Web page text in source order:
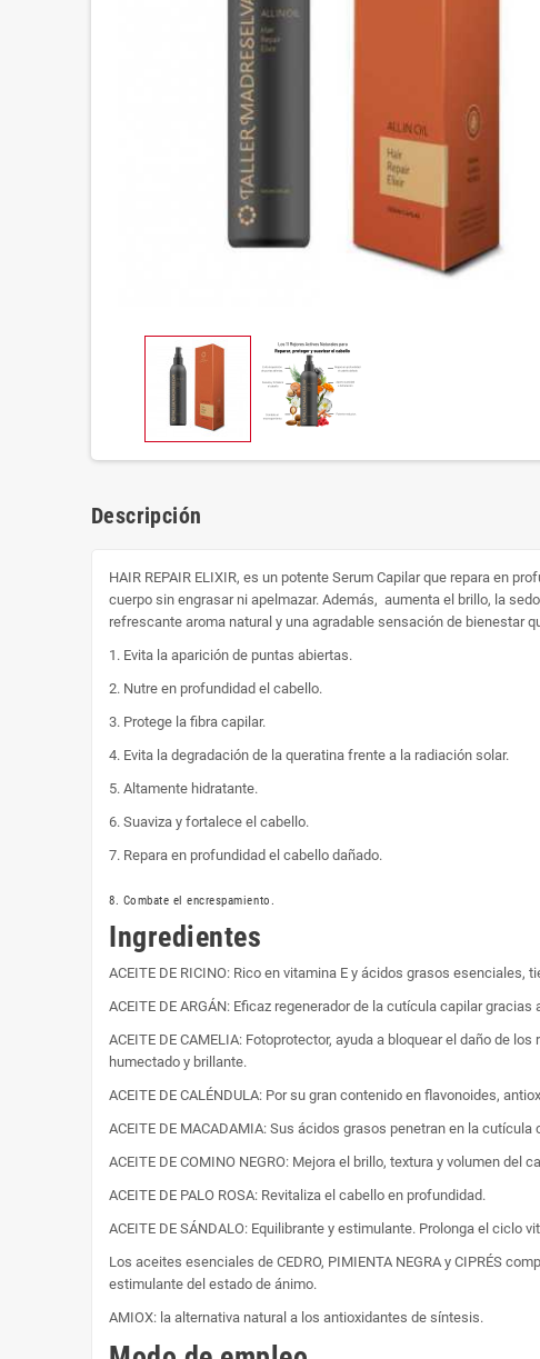
Descripción
HAIR REPAIR ELIXIR, es un potente Serum Capilar que repara en
cuerpo sin engrasar ni apelmazar. Además, aumenta el brillo, la
refrescante aroma natural y una agradable sensación de bienestar
1. Evita la aparición de puntas abiertas.
2. Nutre en profundidad el cabello.
3. Protege la fibra capilar.
4. Evita la degradación de la queratina frente a la radiación solar.
5. Altamente hidratante.
6. Suaviza y fortalece el cabello.
7. Repara en profundidad el cabello dañado.
8. Combate el encrespamiento.
Ingredientes
ACEITE DE RICINO: Rico en vitamina E y ácidos grasos
ACEITE DE ARGÁN: Eficaz regenerador de la cutícula capilar
ACEITE DE CAMELIA: Fotoprotector, ayuda a bloquear el daño de
humectado y brillante.
ACEITE DE CALÉNDULA: Por su gran contenido en flavonoides,
ACEITE DE MACADAMIA: Sus ácidos grasos penetran en la
ACEITE DE COMINO NEGRO: Mejora el brillo, textura y volumen del
ACEITE DE PALO ROSA: Revitaliza el cabello en profundidad.
ACEITE DE SÁNDALO: Equilibrante y estimulante. Prolonga el ciclo
Los aceites esenciales de CEDRO, PIMIENTA NEGRA y CIPRÉS
estimulante del estado de ánimo.
AMIOX: la alternativa natural a los antioxidantes de síntesis.